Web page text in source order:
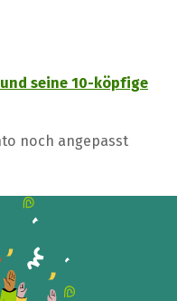
seine 10-köpfige
noch angepasst
Spenden zu sammeln!